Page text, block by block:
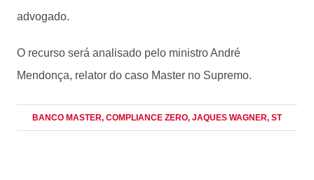
advogado.
O recurso será analisado pelo ministro André
Mendonça, relator do caso Master no Supremo.
BANCO MASTER, COMPLIANCE ZERO, JAQUES WAGNER, ST